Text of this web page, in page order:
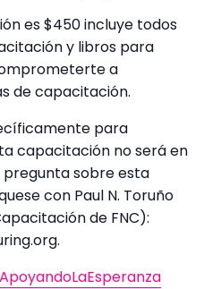
es $450 incluye todos
y libros para
a
de capacitación.
para
capacitación no será en
pregunta sobre esta
con Paul N. Toruño
de FNC):